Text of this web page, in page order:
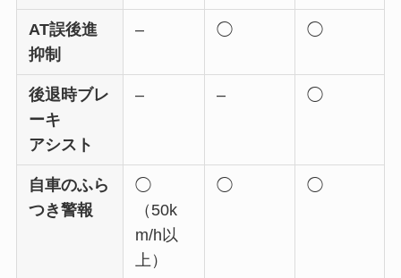
AT誤後進
抑制
– ◯ ◯
後退時ブレ
ーキ
アシスト
– – ◯
自車のふら
つき警報
◯
（50k
m/h以
上）
◯ ◯